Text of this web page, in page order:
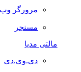
مرورگر وب
مسنجر
مالتی مدیا
دی.وی.دی